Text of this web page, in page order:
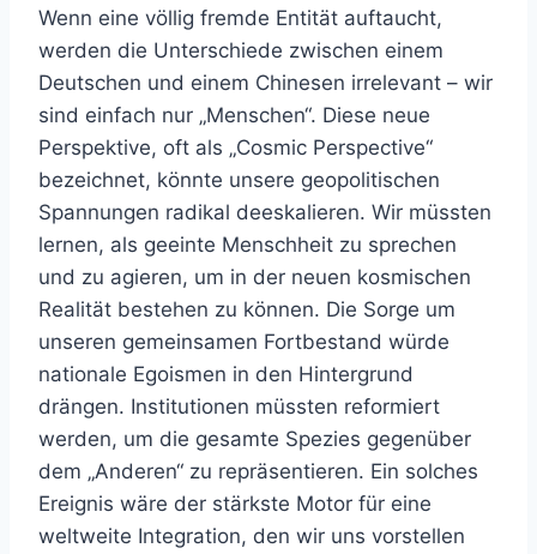
Wenn eine völlig fremde Entität auftaucht,
werden die Unterschiede zwischen einem
Deutschen und einem Chinesen irrelevant – wir
sind einfach nur „Menschen“. Diese neue
Perspektive, oft als „Cosmic Perspective“
bezeichnet, könnte unsere geopolitischen
Spannungen radikal deeskalieren. Wir müssten
lernen, als geeinte Menschheit zu sprechen
und zu agieren, um in der neuen kosmischen
Realität bestehen zu können. Die Sorge um
unseren gemeinsamen Fortbestand würde
nationale Egoismen in den Hintergrund
drängen. Institutionen müssten reformiert
werden, um die gesamte Spezies gegenüber
dem „Anderen“ zu repräsentieren. Ein solches
Ereignis wäre der stärkste Motor für eine
weltweite Integration, den wir uns vorstellen